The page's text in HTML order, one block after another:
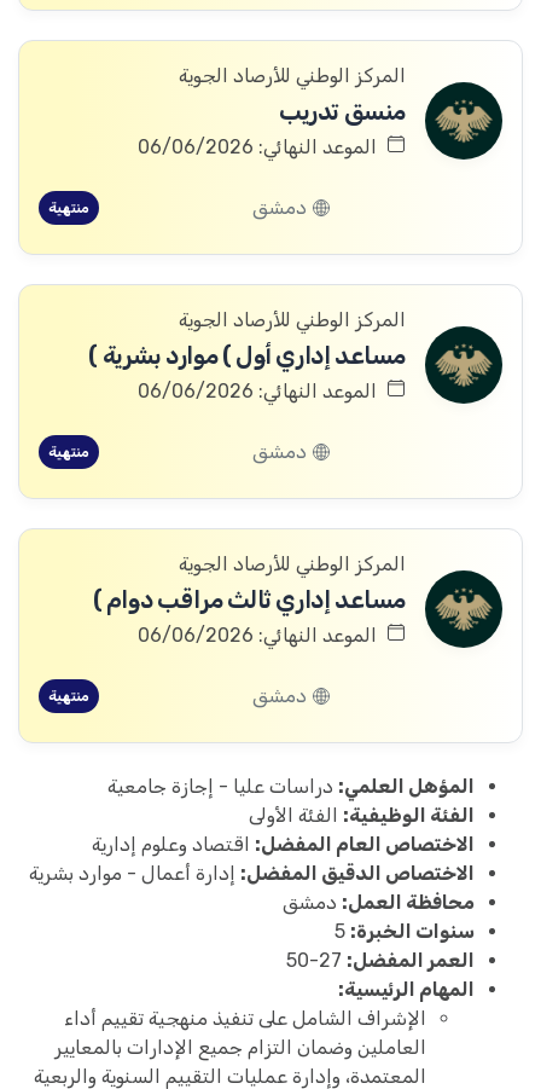
المركز الوطني للأرصاد الجوية
منسق تدريب
الموعد النهائي: 06/06/2026
دمشق منتهية
المركز الوطني للأرصاد الجوية
مساعد إداري أول ) موارد بشرية )
الموعد النهائي: 06/06/2026
دمشق منتهية
المركز الوطني للأرصاد الجوية
مساعد إداري ثالث مراقب دوام )
الموعد النهائي: 06/06/2026
دمشق منتهية
المؤهل العلمي: دراسات عليا - إجازة جامعية
الفئة الوظيفية: الفئة الأولى
الاختصاص العام المفضل: اقتصاد وعلوم إدارية
الاختصاص الدقيق المفضل: إدارة أعمال - موارد بشرية
محافظة العمل: دمشق
سنوات الخبرة:
العمر المفضل:
المهام الرئيسية:
الإشراف الشامل على تنفيذ منهجية تقييم أداء
العاملين وضمان التزام جميع الإدارات بالمعايير
المعتمدة، وإدارة عمليات التقييم السنوية والربعية